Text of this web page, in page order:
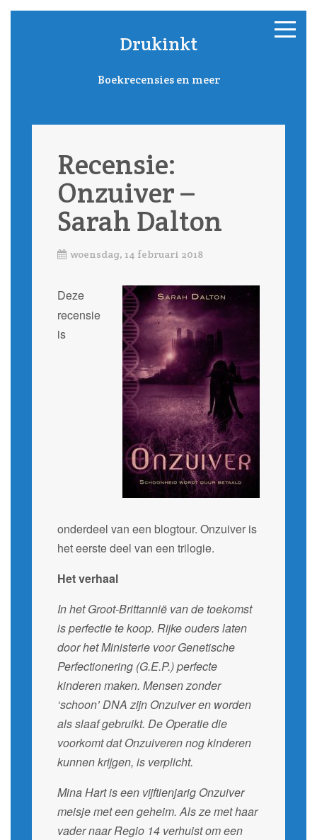
Drukinkt
Boekrecensies en meer
Recensie:
Onzuiver –
Sarah Dalton
woensdag, 14 februari 2018
Deze
recensie
is
onderdeel van een blogtour. Onzuiver is
het eerste deel van een trilogie.
Het verhaal
In het Groot-Brittannië van de toekomst
is perfectie te koop. Rijke ouders laten
door het Ministerie voor Genetische
Perfectionering (G.E.P.) perfecte
kinderen maken. Mensen zonder
‘schoon’ DNA zijn Onzuiver en worden
als slaaf gebruikt. De Operatie die
voorkomt dat Onzuiveren nog kinderen
kunnen krijgen, is verplicht.
Mina Hart is een vijftienjarig Onzuiver
meisje met een geheim. Als ze met haar
vader naar Regio 14 verhuist om een